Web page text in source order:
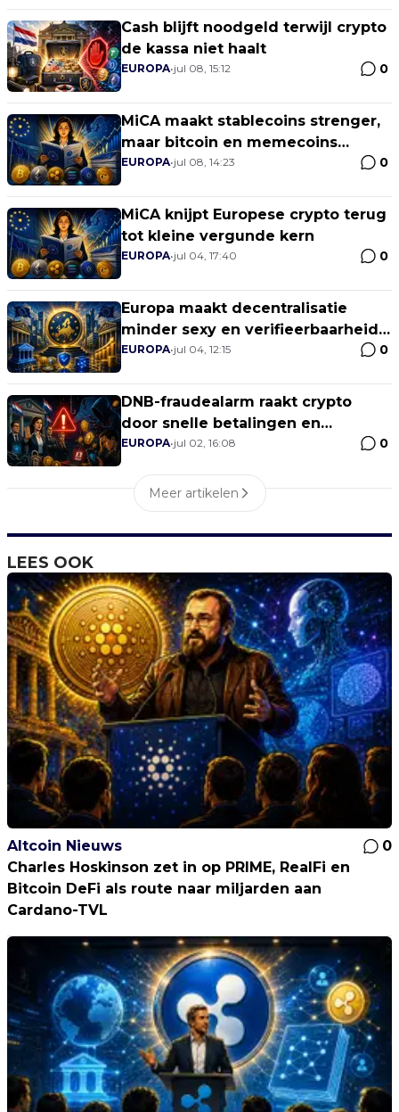
Cash blijft noodgeld terwijl crypto
de kassa niet haalt
EUROPA•jul 08, 15:12 0
MiCA maakt stablecoins strenger,
maar bitcoin en memecoins
blijven risicogebieden
EUROPA•jul 08, 14:23 0
MiCA knijpt Europese crypto terug
tot kleine vergunde kern
EUROPA•jul 04, 17:40 0
Europa maakt decentralisatie
minder sexy en verifieerbaarheid
duurder
EUROPA•jul 04, 12:15 0
DNB-fraudealarm raakt crypto
door snelle betalingen en
nepplatformen
EUROPA•jul 02, 16:08 0
Meer artikelen
LEES OOK
Altcoin Nieuws
0
Charles Hoskinson zet in op PRIME, RealFi en
Bitcoin DeFi als route naar miljarden aan
Cardano-TVL